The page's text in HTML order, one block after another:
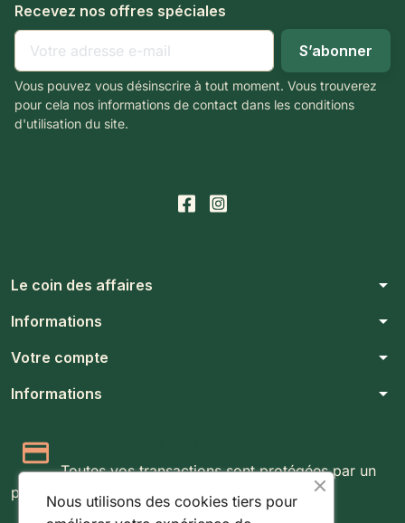
Recevez nos offres spéciales
Vous pouvez vous désinscrire à tout moment. Vous trouverez
pour cela nos informations de contact dans les conditions
d'utilisation du site.
Le coin des affaires arrow_drop_down
Informations arrow_drop_down
Votre compte arrow_drop_down
Informations arrow_drop_down
Toutes vos transactions sont protégées par un
protocole SSL 256 bits.
Nous utilisons des cookies tiers pour